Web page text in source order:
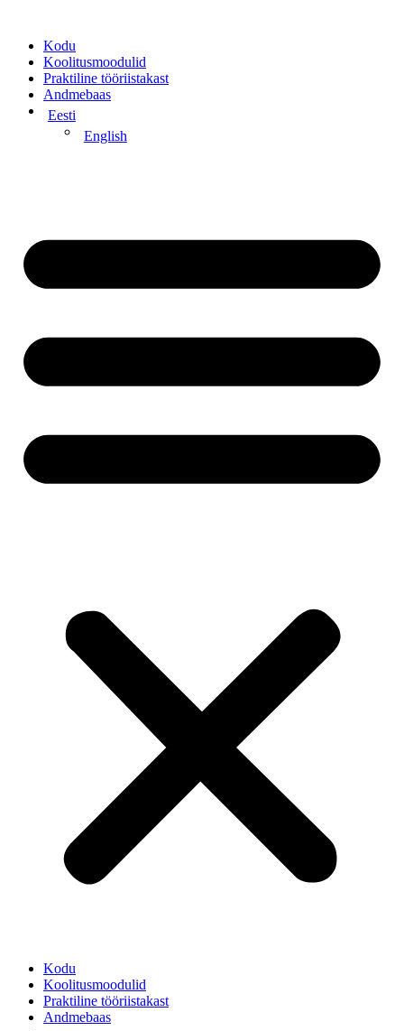
Kodu
Koolitusmoodulid
Praktiline tööriistakast
Andmebaas
Eesti
English
Kodu
Koolitusmoodulid
Praktiline tööriistakast
Andmebaas